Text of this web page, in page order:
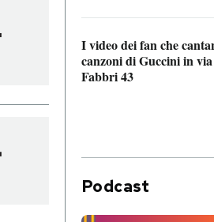
I video dei fan che
canzoni di Guccini in
Fabbri 43
Podcast